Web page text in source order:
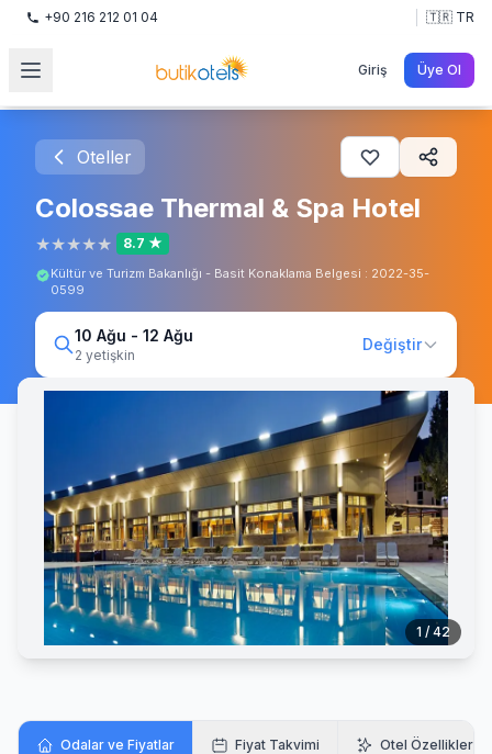
+90 216 212 01 04 🇹🇷 TR
Giriş Üye Ol
Oteller
Colossae Thermal & Spa Hotel
★★★★★ 8.7 ★
Kültür ve Turizm Bakanlığı - Basit Konaklama Belgesi : 2022-35-
0599
10 Ağu - 12 Ağu
2 yetişkin
Değiştir
1 / 42
Odalar ve Fiyatlar Fiyat Takvimi Otel Özellikleri